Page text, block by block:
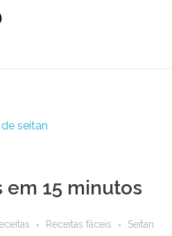
15 minutos
Receitas fáceis Seitan